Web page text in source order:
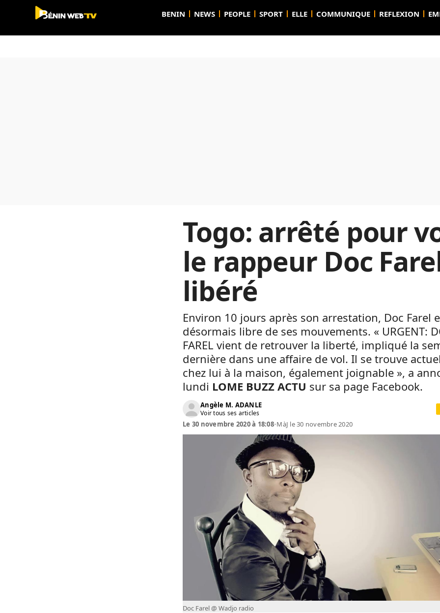
BENIN NEWS PEOPLE SPORT ELLE COMMUNIQUE REFLEXION
Togo: arrêté pour
le rappeur Doc
libéré
Environ 10 jours après son arrestation, Doc Farel
désormais libre de ses mouvements. « URGENT:
FAREL vient de retrouver la liberté, impliqué la
dernière dans une affaire de vol. Il se trouve
chez lui à la maison, également joignable », a
lundi LOME BUZZ ACTU sur sa page Facebook.
Angèle M. ADANLE
Voir tous ses articles
Le 30 novembre 2020 à 18:08•MàJ le 30 novembre 2020
Doc Farel @ Wadjo radio